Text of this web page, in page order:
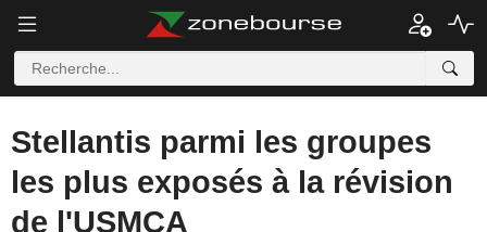
Stellantis parmi les groupes
les plus exposés à la révision
de l'USMCA